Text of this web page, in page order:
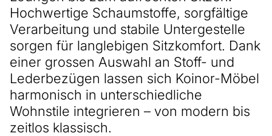
Hochwertige Schaumstoffe, sorgfältige
Verarbeitung und stabile Untergestelle
sorgen für langlebigen Sitzkomfort. Dank
einer grossen Auswahl an Stoff- und
Lederbezügen lassen sich Koinor-Möbel
harmonisch in unterschiedliche
Wohnstile integrieren – von modern bis
zeitlos klassisch.